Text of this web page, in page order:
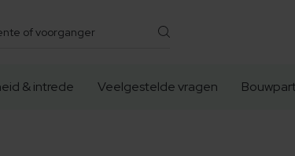
& intrede Veelgestelde vragen